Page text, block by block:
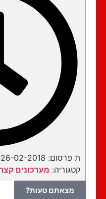
ת פרסום: 26-02-2018
קטגוריה:מערכונים קצרים
מצאתם טעות?